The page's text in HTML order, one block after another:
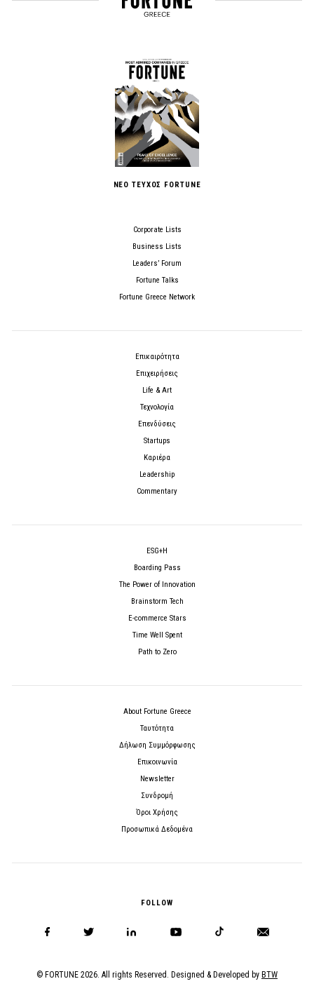
ΝΕΟ ΤΕΥΧΟΣ FORTUNE
Corporate Lists
Business Lists
Leaders’ Forum
Fortune Talks
Fortune Greece Network
Επικαιρότητα
Επιχειρήσεις
Life & Art
Τεχνολογία
Επενδύσεις
Startups
Καριέρα
Leadership
Commentary
ESG+H
Boarding Pass
The Power of Innovation
Brainstorm Tech
E-commerce Stars
Time Well Spent
Path to Zero
About Fortune Greece
Ταυτότητα
Δήλωση Συμμόρφωσης
Επικοινωνία
Newsletter
Συνδρομή
Όροι Χρήσης
Προσωπικά Δεδομένα
FOLLOW
© FORTUNE 2026. All rights Reserved. Designed & Developed by BTW